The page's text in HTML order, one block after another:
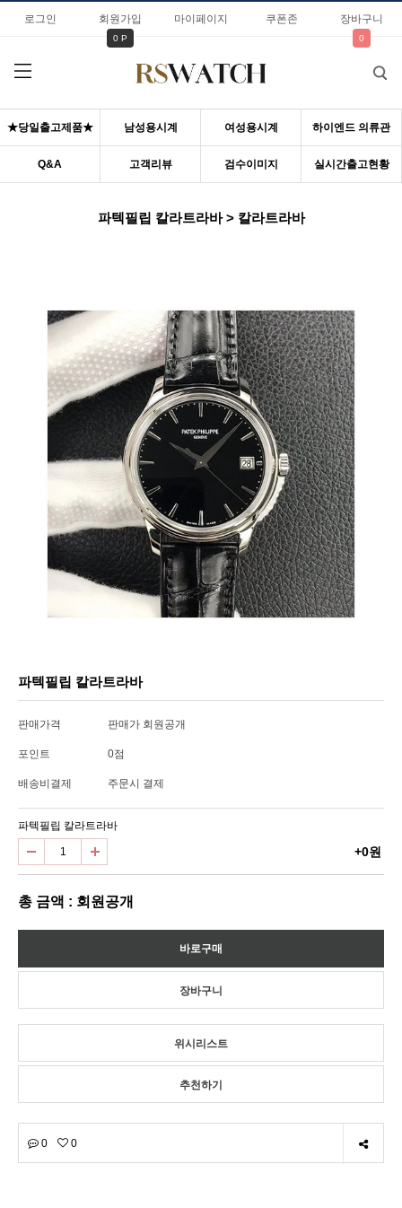
로그인 회원가입
0 P
마이페이지 쿠폰존 장바구니
0
★당일출고제품★ 남성용시계 여성용시계 하이엔드 의류관
Q&A 고객리뷰 검수이미지 실시간출고현황
파텍필립 칼라트라바 > 칼라트라바
파텍필립 칼라트라바
판매가격 판매가 회원공개
포인트 0점
배송비결제 주문시 결제
파텍필립 칼라트라바
+0원
총 금액 : 회원공개
위시리스트
추천하기
0 0